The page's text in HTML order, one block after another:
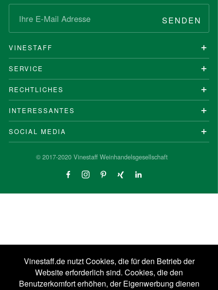
SENDEN
VINESTAFF
SERVICE
RECHTLICHES
INTERESSANTES
SOCIAL MEDIA
© 2017-2020 Vinestaff Weinhandelsgesellschaft
Vinestaff.de nutzt Cookies, die für den Betrieb der
Website erforderlich sind. Cookies, die den
Benutzerkomfort erhöhen, der Eigenwerbung dienen